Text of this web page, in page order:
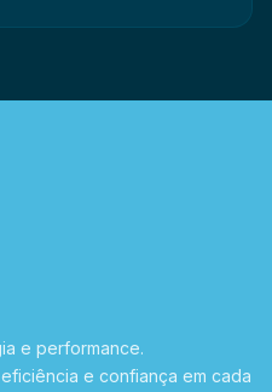
e performance.
e confiança em cada